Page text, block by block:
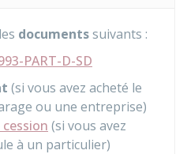
les documentssuivants :
PART-D-SD
(si vous avez acheté le
ou une entreprise)
(si vous avez
à un particulier)